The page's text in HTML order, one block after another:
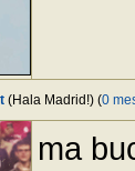
(Hala Madrid!) (0
ma